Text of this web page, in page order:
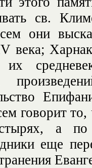
св.
они
века;
их
говорит
а по
еще